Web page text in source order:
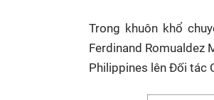
Trong khuôn khổ
Ferdinand Romualdez
Philippines lên Đối tác